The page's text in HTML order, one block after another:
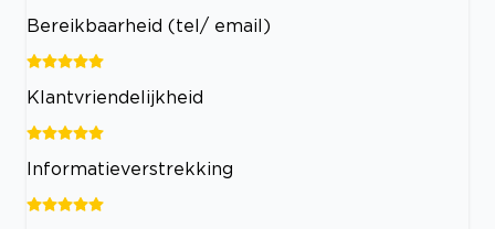
Bereikbaarheid (tel/ email)
Klantvriendelijkheid
Informatieverstrekking